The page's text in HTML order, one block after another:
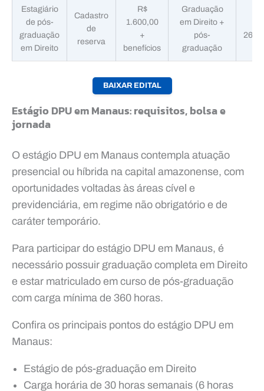
Estagiário
de pós-
graduação
em Direito
Cadastro
de
reserva
R$
1.600,00
+
benefícios
Graduação
em Direito +
pós-
graduação
26/
BAIXAR EDITAL
Estágio DPU em Manaus: requisitos, bolsa e
jornada
O estágio DPU em Manaus contempla atuação
presencial ou híbrida na capital amazonense, com
oportunidades voltadas às áreas cível e
previdenciária, em regime não obrigatório e de
caráter temporário.
Para participar do estágio DPU em Manaus, é
necessário possuir graduação completa em Direito
e estar matriculado em curso de pós-graduação
com carga mínima de 360 horas.
Confira os principais pontos do estágio DPU em
Manaus:
Estágio de pós-graduação em Direito
Carga horária de 30 horas semanais (6 horas